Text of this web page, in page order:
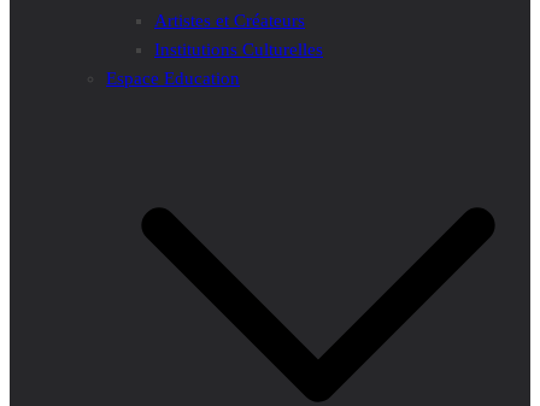
Artistes et Créateurs
Institutions Culturelles
Espace Education